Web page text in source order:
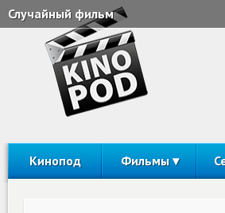
Случайный фильм
Кинопод Фильмы